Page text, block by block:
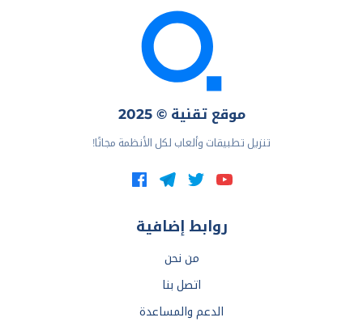
موقع تقنية © 2025
تنزيل تطبيقات وألعاب لكل الأنظمة مجانًا!
روابط إضافية
من نحن
اتصل بنا
الدعم والمساعدة